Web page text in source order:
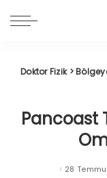
Doktor Fizik>
Pancoast
28